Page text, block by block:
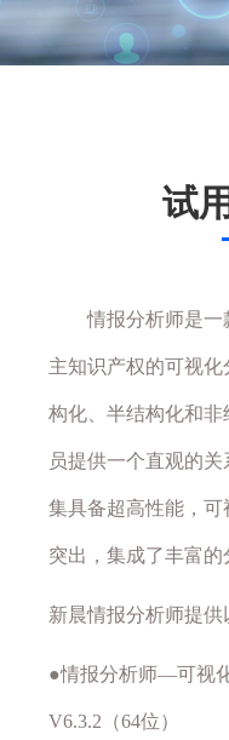
试
情报分析师是一
主知识产权的可视
构化、半结构化和非
员提供一个直观的
集具备超高性能，
突出，集成了丰富的
新晨情报分析师提供
●情报分析师—可视
V6.3.2（64位）